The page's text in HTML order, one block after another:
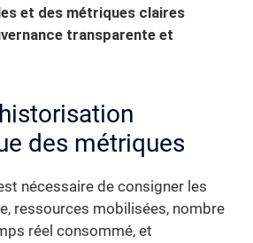
et des métriques claires
transparente et
des métriques
nécessaire de consigner les
ressources mobilisées, nombre
réel consommé, et